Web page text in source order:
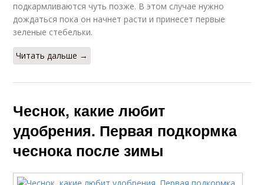
подкармливаются чуть позже. В этом случае нужно
дождаться пока он начнет расти и принесет первые
зеленые стебельки.
Читать дальше →
Чеснок, какие любит
удобрения. Первая подкормка
чеснока после зимы